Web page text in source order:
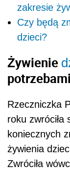
zakresie
Czy będą
dzieci?
Żywienie
Rzeczniczka
roku
koniecznych
żywienia
Zwróciła